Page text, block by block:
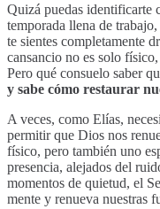
Quizá puedas identificarte
temporada llena de
te sientes completamente
cansancio no es solo
Pero qué consuelo saber
y sabe cómo restaurar
A veces, como Elías,
permitir que Dios nos
físico, pero también uno
presencia, alejados del
momentos de quietud, el
mente y renueva nuestras